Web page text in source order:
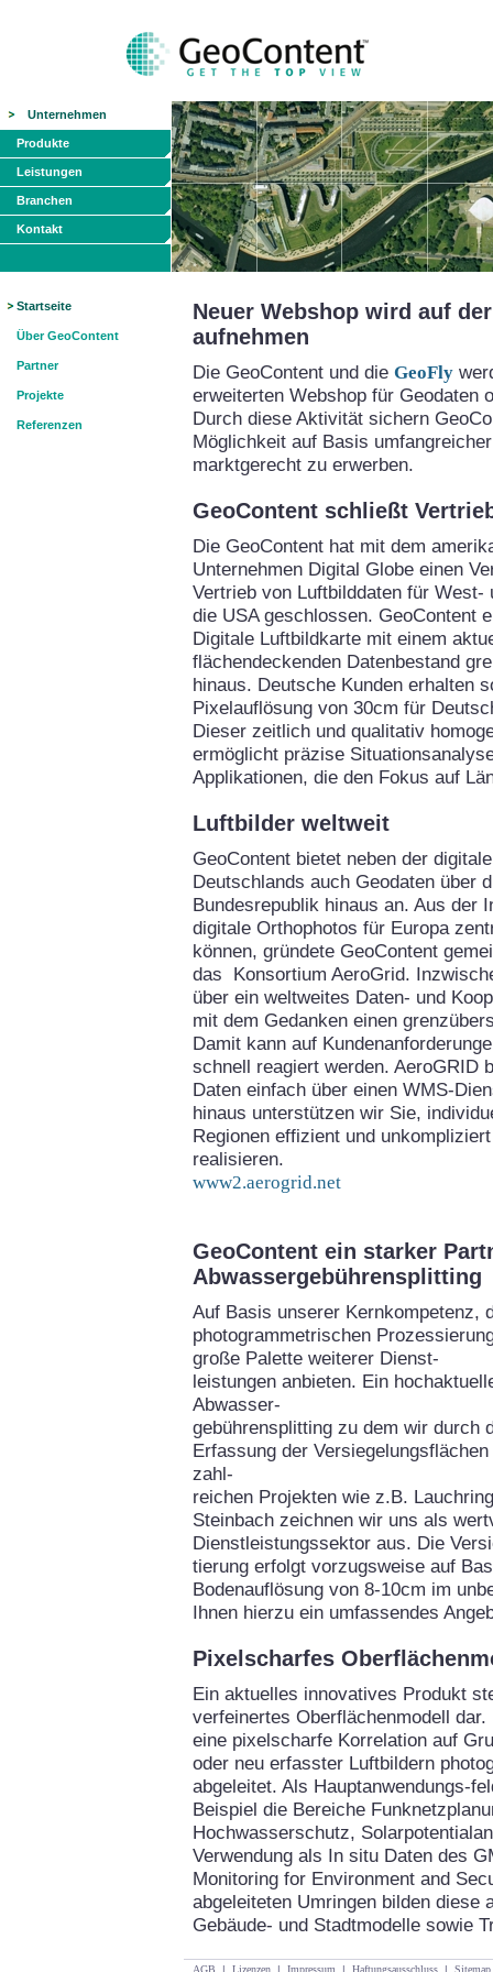
Unternehmen
Produkte
Leistungen
Branchen
Kontakt
Startseite
Über GeoContent
Partner
Projekte
Referenzen
Neuer Webshop wird auf
aufnehmen
Die GeoContent und die GeoFly
erweiterten Webshop für Geodaten
Durch diese Aktivität sichern
Möglichkeit auf Basis
marktgerecht zu erwerben.
GeoContent schließt
Die GeoContent hat mit dem
Unternehmen Digital Globe einen
Vertrieb von Luftbilddaten für West-
die USA geschlossen. GeoContent
Digitale Luftbildkarte mit einem
flächendeckenden Datenbestand
hinaus. Deutsche Kunden erhalten
Pixelauflösung von 30cm für
Dieser zeitlich und qualitativ
ermöglicht präzise
Applikationen, die den Fokus auf
Luftbilder weltweit
GeoContent bietet neben der
Deutschlands auch Geodaten über
Bundesrepublik hinaus an. Aus der
digitale Orthophotos für Europa
können, gründete GeoContent
das Konsortium AeroGrid.
über ein weltweites Daten- und
mit dem Gedanken einen
Damit kann auf
schnell reagiert werden. AeroGRID
Daten einfach über einen WMS-
hinaus unterstützen wir Sie,
Regionen effizient und
realisieren.
www2.aerogrid.net
GeoContent ein starker
Abwassergebührensplitting
Auf Basis unserer Kernkompetenz,
photogrammetrischen
große Palette weiterer Dienst-
leistungen anbieten. Ein
Abwasser-
gebührensplitting zu dem wir durch
Erfassung der
zahl-
reichen Projekten wie z.B.
Steinbach zeichnen wir uns als
Dienstleistungssektor aus. Die
tierung erfolgt vorzugsweise auf
Bodenauflösung von 8-10cm im
Ihnen hierzu ein umfassendes
Pixelscharfes
Ein aktuelles innovatives Produkt
verfeinertes Oberflächenmodell
eine pixelscharfe Korrelation auf
oder neu erfasster Luftbildern
abgeleitet. Als Hauptanwendungs-
Beispiel die Bereiche
Hochwasserschutz,
Verwendung als In situ Daten des
Monitoring for Environment and
abgeleiteten Umringen bilden diese
Gebäude- und Stadtmodelle sowie
AGB | Lizenzen | Impressum | Haftungsausschluss | Sitemap